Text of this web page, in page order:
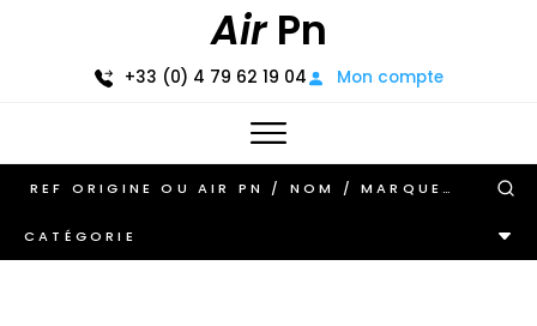
AirPn
+33 (0) 4 79 62 19 04 Mon compte
CATÉGORIE